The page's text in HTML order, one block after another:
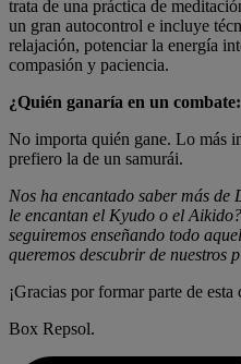
trata de una práctica de
un gran autocontrol e incluye
relajación, potenciar la energía
compasión y paciencia.
¿Quién ganaría en un
No importa quién gane. Lo más
prefiero la de un samurái.
Nos ha encantado saber más de
le encantan el Kyudo o el
seguiremos enseñando todo
queremos descubrir de nuestros
¡Gracias por formar parte de
Box Repsol.